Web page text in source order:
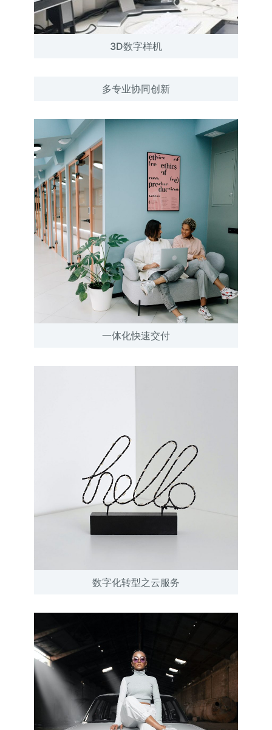
3D数字样机
多专业协同创新
一体化快速交付
数字化转型之云服务